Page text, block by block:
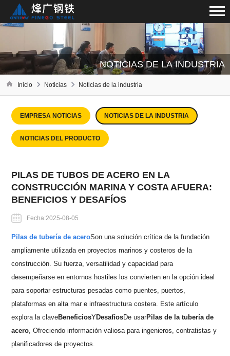
NOTICIAS DE LA INDUSTRIA
Inicio Noticias Noticias de la industria
EMPRESA NOTICIAS NOTICIAS DE LA INDUSTRIA
NOTICIAS DEL PRODUCTO
PILAS DE TUBOS DE ACERO EN LA
CONSTRUCCIÓN MARINA Y COSTA AFUERA:
BENEFICIOS Y DESAFÍOS
Fecha:2025-08-05
Pilas de tubería de aceroSon una solución crítica de la fundación
ampliamente utilizada en proyectos marinos y costeros de la
construcción. Su fuerza, versatilidad y capacidad para
desempeñarse en entornos hostiles los convierten en la opción ideal
para soportar estructuras pesadas como puentes, puertos,
plataformas en alta mar e infraestructura costera. Este artículo
explora la claveBeneficiosYDesafíosDe usarPilas de la tubería de
acero , Ofreciendo información valiosa para ingenieros, contratistas y
planificadores de proyectos.